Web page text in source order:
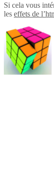
Si cela vous
les effets de